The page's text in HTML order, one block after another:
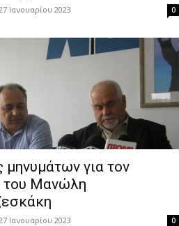
Ιανουαρίου 2023 0
μηνυμάτων για τον
του Μανώλη
Ιανουαρίου 2023 0